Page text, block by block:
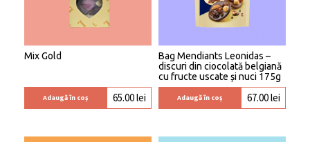
Mix Gold
Adaugă în coș 65.00lei
Bag Mendiants Leonidas –
discuri din ciocolată belgiană
cu fructe uscate și nuci 175g
Adaugă în coș 67.00lei